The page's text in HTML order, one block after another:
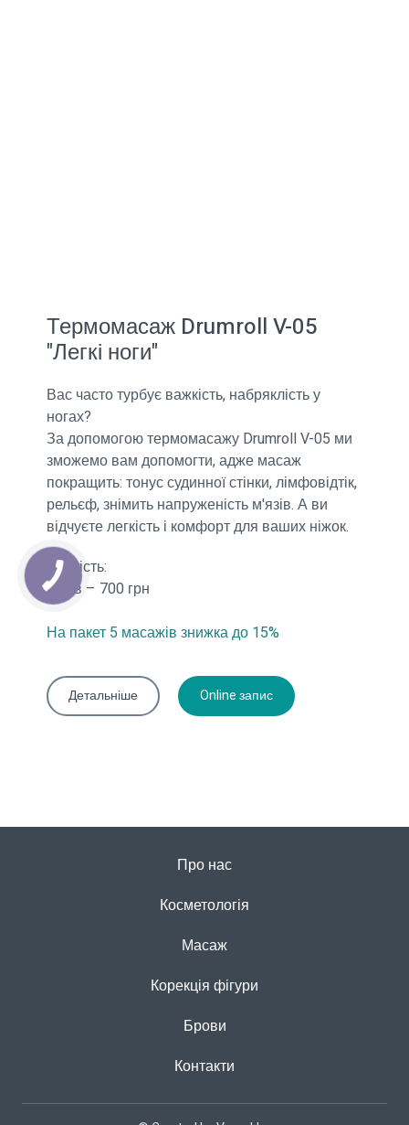
Термомасаж Drumroll V-05
"Легкі ноги"
Вас часто турбує важкість, набряклість у
ногах?
За допомогою термомасажу Drumroll V-05 ми
зможемо вам допомогти, адже масаж
покращить: тонус судинної стінки, лімфовідтік,
рельєф, знімить напруженість м'язів. А ви
відчуєте легкість і комфорт для ваших ніжок.
Вартість:
30 хв – 700 грн
На пакет 5 масажів знижка до 15%
Детальніше Online запис
Про нас
Косметологія
Масаж
Корекція фігури
Брови
Контакти